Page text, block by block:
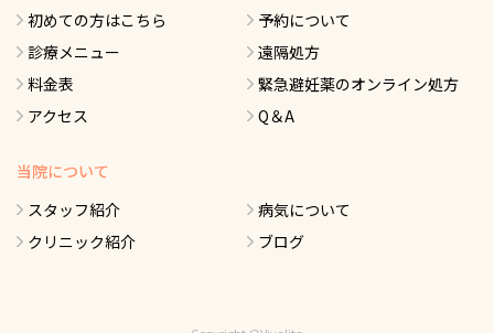
初めての方はこちら
診療メニュー
料金表
アクセス
予約について
遠隔処方
緊急避妊薬のオンライン処方
Q＆A
当院について
スタッフ紹介
クリニック紹介
病気について
ブログ